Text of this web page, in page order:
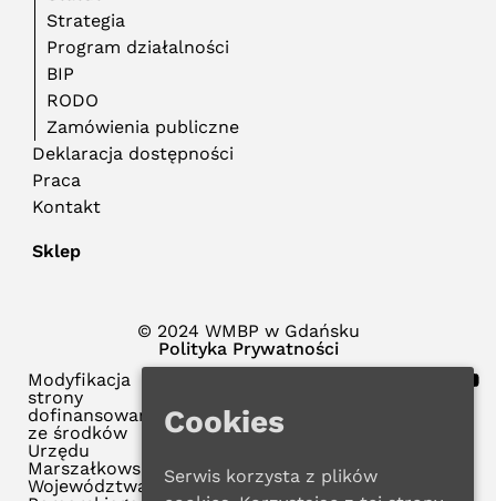
Strategia
Program działalności
BIP
RODO
Zamówienia publiczne
Deklaracja dostępności
Praca
Kontakt
Sklep
© 2024 WMBP w Gdańsku
Polityka Prywatności
Modyfikacja
strony
dofinansowana
ze środków
Urzędu
Marszałkowskiego
Województwa
Cookies
Serwis korzysta z plików